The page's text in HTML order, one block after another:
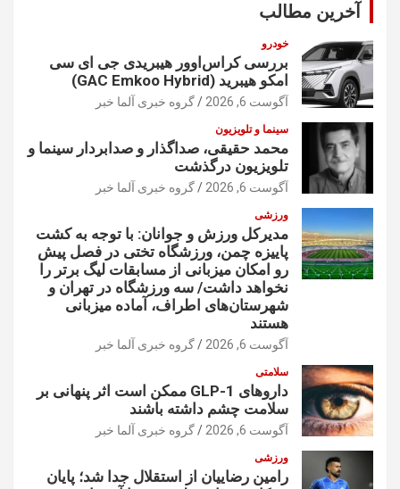
آخرین مطالب
خودرو
بررسی کراس‌اوور هیبریدی جی ای سی
امکو هیبرید (GAC Emkoo Hybrid)
آگوست 6, 2026 گروه خبری آلما خبر
سینما و تلویزیون
محمد حقیقی، صداگذار و صدابردار سینما و
تلویزیون درگذشت
آگوست 6, 2026 گروه خبری آلما خبر
ورزشی
مدیرکل ورزش و جوانان: با توجه به کشت
پاییزه چمن، ورزشگاه تختی در فصل پیش
رو امکان میزبانی از مسابقات لیگ برتر را
نخواهد داشت/ سه ورزشگاه در تهران و
شهرستان‌های اطراف، آماده میزبانی
هستند
آگوست 6, 2026 گروه خبری آلما خبر
سلامتی
داروهای GLP-1 ممکن است اثر پنهانی بر
سلامت چشم داشته باشند
آگوست 6, 2026 گروه خبری آلما خبر
ورزشی
رامین رضاییان از استقلال جدا شد؛ پایان